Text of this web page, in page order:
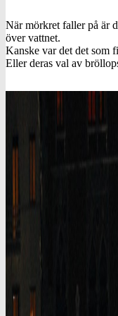
När mörkret faller på är
över vattnet.
Kanske var det det som
Eller deras val av